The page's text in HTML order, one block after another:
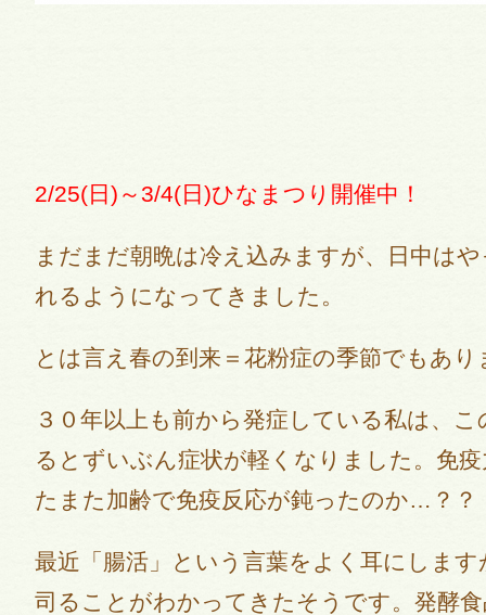
2/25(日)～3/4(日)ひなまつり開催中！
まだまだ朝晩は冷え込みますが、日中は
れるようになってきました。
とは言え春の到来＝花粉症の季節でもあり
３０年以上も前から発症している私は、
るとずいぶん症状が軽くなりました。免
たまた加齢で免疫反応が鈍ったのか…？？
最近「腸活」という言葉をよく耳にしま
司ることがわかってきたそうです。発酵